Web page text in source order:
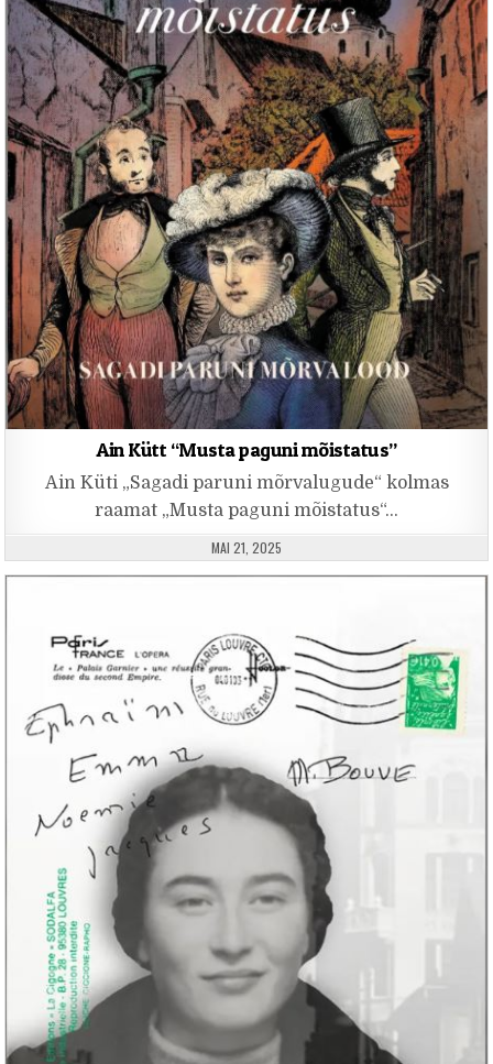
Ain Kütt “Musta paguni mõistatus”
Ain Küti „Sagadi paruni mõrvalugude“ kolmas
raamat „Musta paguni mõistatus“…
PUBLISHED DATE:
MAI 21, 2025